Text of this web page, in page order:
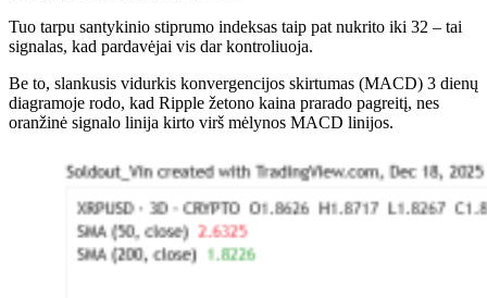
Tuo tarpu santykinio stiprumo indeksas taip pat nukrito iki 32 – tai
signalas, kad pardavėjai vis dar kontroliuoja.
Be to, slankusis vidurkis konvergencijos skirtumas (MACD) 3 dienų
diagramoje rodo, kad Ripple žetono kaina prarado pagreitį, nes
oranžinė signalo linija kirto virš mėlynos MACD linijos.